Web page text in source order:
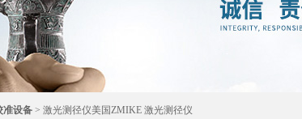
准设备 > 激光测径仪美国ZMIKE 激光测径仪